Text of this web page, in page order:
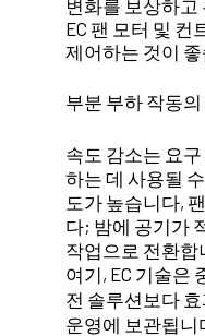
변화를 보상하고
EC 팬 모터 및
제어하는 ​​것이 좋
부분 부하 작동
속도 감소는 요
하는 데 사용될
도가 높습니다,
다; 밤에 공기가
작업으로 전환합
여기, EC 기술은
전 솔루션보다
운영에 보관됩니